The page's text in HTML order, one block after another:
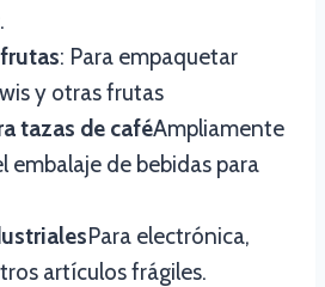
: Para empaquetar
y otras frutas
tazas de caféAmpliamente
embalaje de bebidas para
Para electrónica,
artículos frágiles.